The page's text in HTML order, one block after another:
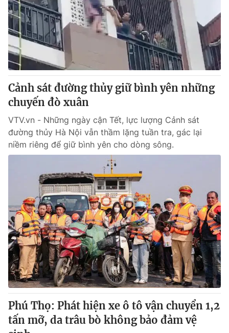
Cảnh sát đường thủy giữ bình yên những
chuyến đò xuân
VTV.vn - Những ngày cận Tết, lực lượng Cảnh sát
đường thủy Hà Nội vẫn thầm lặng tuần tra, gác lại
niềm riêng để giữ bình yên cho dòng sông.
Phú Thọ: Phát hiện xe ô tô vận chuyển 1,2
tấn mỡ, da trâu bò không bảo đảm vệ